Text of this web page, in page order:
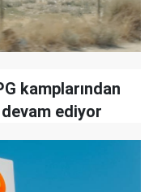
kamplarından
ediyor